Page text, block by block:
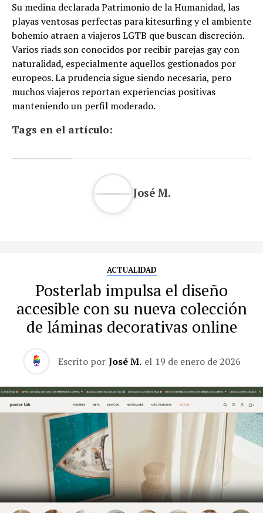
Su medina declarada Patrimonio de la Humanidad, las
playas ventosas perfectas para kitesurfing y el ambiente
bohemio atraen a viajeros LGTB que buscan discreción.
Varios riads son conocidos por recibir parejas gay con
naturalidad, especialmente aquellos gestionados por
europeos. La prudencia sigue siendo necesaria, pero
muchos viajeros reportan experiencias positivas
manteniendo un perfil moderado.
Tags en el artículo:
José M.
ACTUALIDAD
Posterlab impulsa el diseño
accesible con su nueva colección
de láminas decorativas online
Escrito por José M. el 19 de enero de 2026